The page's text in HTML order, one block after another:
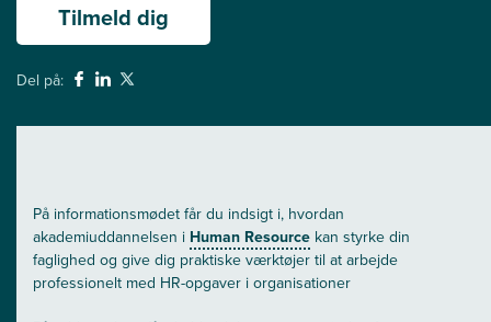
Tilmeld dig
Del på:
På informationsmødet får du indsigt i, hvordan
akademiuddannelsen i Human Resource kan styrke din
faglighed og give dig praktiske værktøjer til at arbejde
professionelt med HR-opgaver i organisationer